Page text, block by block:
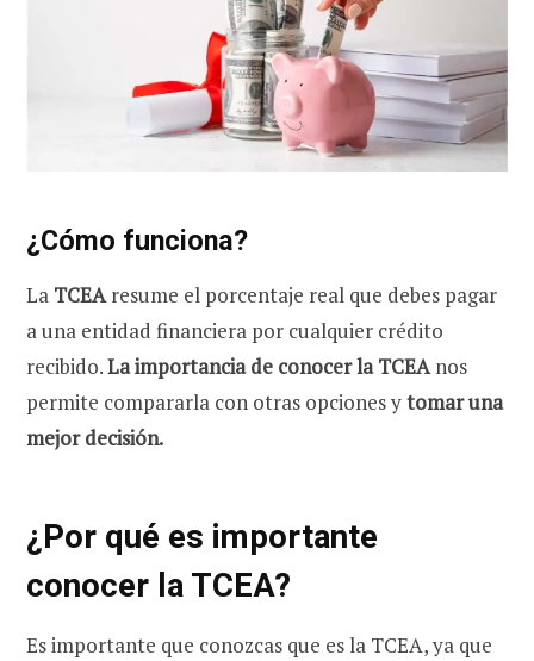
¿Cómo funciona?
La TCEAresume el porcentaje real que debes pagar
a una entidad financiera por cualquier crédito
recibido.Laimportancia de conocer la TCEAnos
permite compararla con otras opciones ytomar una
mejor decisión.
¿Por qué es importante
conocer la TCEA?
Es importante que conozcas que es la TCEA, ya que